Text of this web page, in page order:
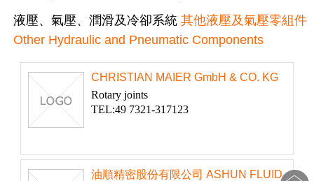
液壓、氣壓、潤滑及冷卻系統其他液壓及氣壓零組件
Other Hydraulic and Pneumatic Components
CHRISTIAN MAIER GmbH & CO. KG
Rotary joints
TEL:49 7321-317123
油順精密股份有限公司 ASHUN FLUID